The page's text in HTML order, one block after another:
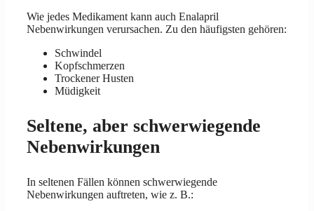
Wie jedes Medikament kann auch Enalapril
Nebenwirkungen verursachen. Zu den häufigsten gehören:
Schwindel
Kopfschmerzen
Trockener Husten
Müdigkeit
Seltene, aber schwerwiegende
Nebenwirkungen
In seltenen Fällen können schwerwiegende
Nebenwirkungen auftreten, wie z. B.: